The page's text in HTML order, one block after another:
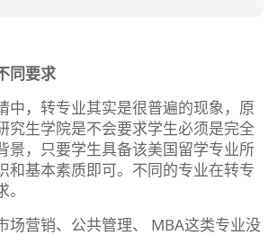
同要求
中，转专业其实是很普遍的现象，原
究生学院是不会要求学生必须是完全
景，只要学生具备该美国留学专业所
和基本素质即可。不同的专业在转专
场营销、公共管理、 MBA这类专业没